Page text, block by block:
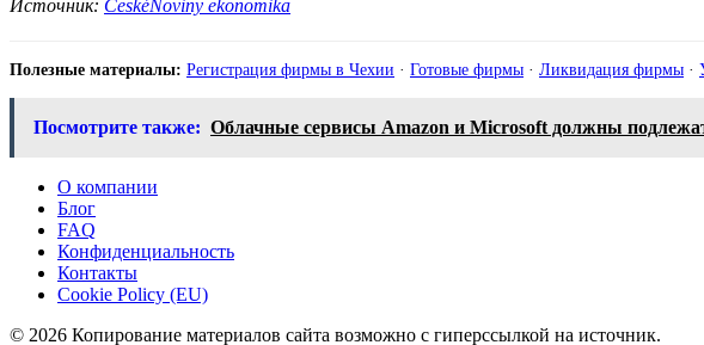
Источник: ČeskéNoviny ekonomika
Полезные материалы: Регистрация фирмы в Чехии · Готовые фирмы · Ликвидация фирмы ·
Посмотрите также: Облачные сервисы Amazon и Microsoft должны
О компании
Блог
FAQ
Конфиденциальность
Контакты
Cookie Policy (EU)
© 2026 Копирование материалов сайта возможно с гиперссылкой на источник.